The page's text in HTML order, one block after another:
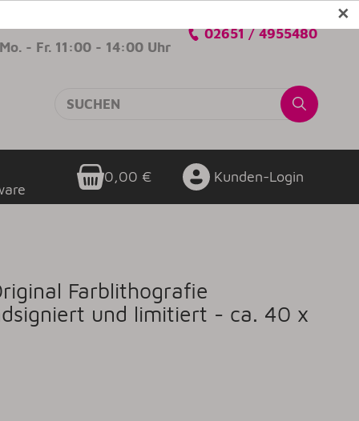
✕
Mo. - Fr. 11:00 - 14:00 Uhr
02651 / 4955480
0,00 € Kunden-Login
Farblithografie
und limitiert - ca. 40 x